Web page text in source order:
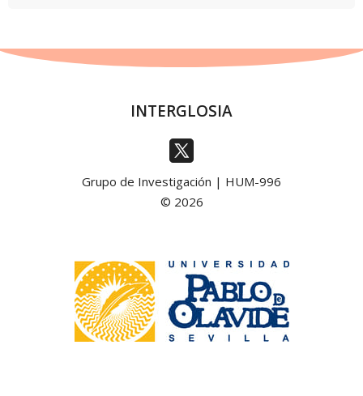
INTERGLOSIA
Grupo de Investigación | HUM-996
© 2026